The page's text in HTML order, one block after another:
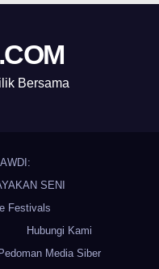
Bersama
AWDI:
SENI
Festivals
Hubungi Kami
Pedoman Media Siber